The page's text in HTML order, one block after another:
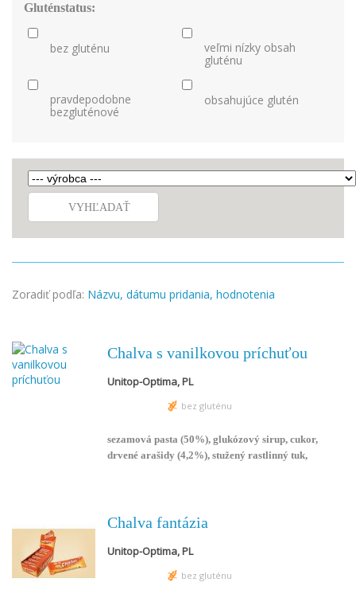
Gluténstatus:
bez gluténu
veľmi nízky obsah
gluténu
pravdepodobne
bezgluténové
obsahujúce glutén
VYHĽADAŤ
Zoradiť podľa: Názvu, dátumu pridania, hodnotenia
Chalva s vanilkovou príchuťou
Unitop-Optima, PL
bez gluténu
sezamová pasta (50%), glukózový sirup, cukor,
drvené arašidy (4,2%), stužený rastlinný tuk,
Chalva fantázia
Unitop-Optima, PL
bez gluténu